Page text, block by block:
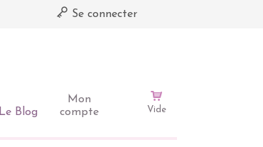
Se connecter
Mon
compte
Le Blog Vide